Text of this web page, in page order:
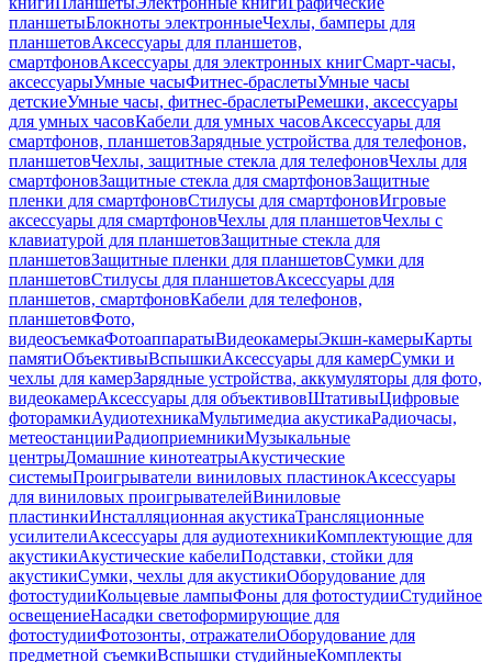
планшетыБлокноты электронныеЧехлы, бамперы для
планшетовАксессуары для планшетов,
смартфоновАксессуары для электронных книгСмарт-часы,
аксессуарыУмные часыФитнес-браслетыУмные часы
детскиеУмные часы, фитнес-браслетыРемешки, аксессуары
для умных часовКабели для умных часовАксессуары для
смартфонов, планшетовЗарядные устройства для телефонов,
планшетовЧехлы, защитные стекла для телефоновЧехлы для
смартфоновЗащитные стекла для смартфоновЗащитные
пленки для смартфоновСтилусы для смартфоновИгровые
аксессуары для смартфоновЧехлы для планшетовЧехлы с
клавиатурой для планшетовЗащитные стекла для
планшетовЗащитные пленки для планшетовСумки для
планшетовСтилусы для планшетовАксессуары для
планшетов, смартфоновКабели для телефонов,
планшетовФото,
видеосъемкаФотоаппаратыВидеокамерыЭкшн-камерыКарты
памятиОбъективыВспышкиАксессуары для камерСумки и
чехлы для камерЗарядные устройства, аккумуляторы для фото,
видеокамерАксессуары для объективовШтативыЦифровые
фоторамкиАудиотехникаМультимедиа акустикаРадиочасы,
метеостанцииРадиоприемникиМузыкальные
центрыДомашние кинотеатрыАкустические
системыПроигрыватели виниловых пластинокАксессуары
для виниловых проигрывателейВиниловые
пластинкиИнсталляционная акустикаТрансляционные
усилителиАксессуары для аудиотехникиКомплектующие для
акустикиАкустические кабелиПодставки, стойки для
акустикиСумки, чехлы для акустикиОборудование для
фотостудииКольцевые лампыФоны для фотостудииСтудийное
освещениеНасадки светоформирующие для
фотостудииФотозонты, отражателиОборудование для
предметной съемкиВспышки студийныеКомплекты